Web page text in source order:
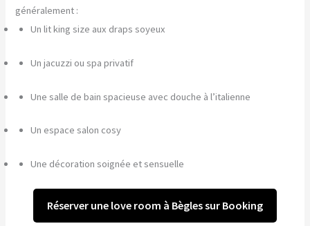
généralement :
Un lit king size aux draps soyeux
Un jacuzzi ou spa privatif
Une salle de bain spacieuse avec douche à l’italienne
Un espace salon cosy
Une décoration soignée et sensuelle
Réserver une love room à Bègles sur Booking